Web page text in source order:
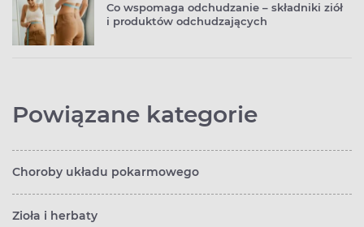
Co wspomaga odchudzanie – składniki ziół
i produktów odchudzających
Powiązane kategorie
Choroby układu pokarmowego
Zioła i herbaty